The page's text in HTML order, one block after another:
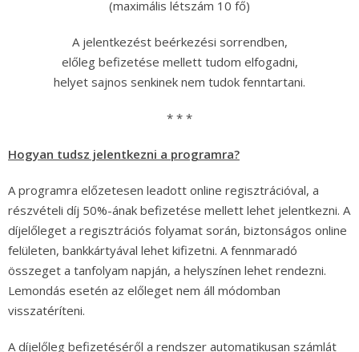
(maximális létszám 10 fő)
A jelentkezést beérkezési sorrendben,
előleg befizetése mellett tudom elfogadni,
helyet sajnos senkinek nem tudok fenntartani.
* * *
Hogyan tudsz jelentkezni a programra?
A programra előzetesen leadott online regisztrációval, a
részvételi díj 50%-ának befizetése mellett lehet jelentkezni. A
díjelőleget a regisztrációs folyamat során, biztonságos online
felületen, bankkártyával lehet kifizetni. A fennmaradó
összeget a tanfolyam napján, a helyszínen lehet rendezni.
Lemondás esetén az előleget nem áll módomban
visszatéríteni.
A díjelőleg befizetéséről a rendszer automatikusan számlát